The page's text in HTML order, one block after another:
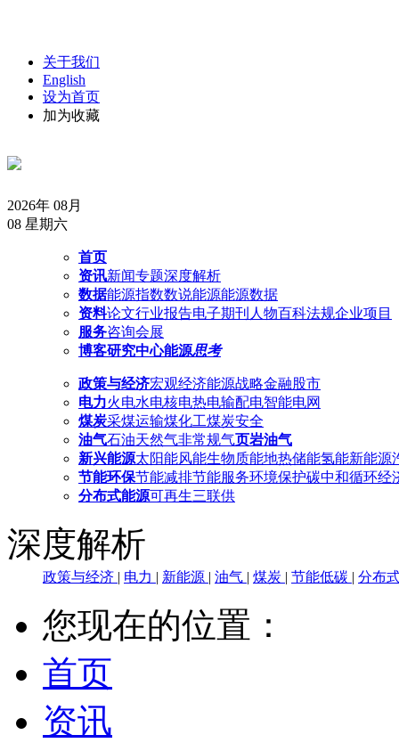
关于我们
English
设为首页
加为收藏
2026年 08月
08 星期六
首页
资讯新闻专题深度解析
数据能源指数数说能源能源数据
资料论文行业报告电子期刊 人物百科法规企业项目
服务咨询会展
博客研究中心能源思考
政策与经济宏观经济能源战略金融股市
电力火电水电核电热电输配电智能电网
煤炭采煤运输煤化工煤炭安全
油气石油天然气非常规气页岩油气
新兴能源太阳能风能生物质能地热储能氢能新能源
节能环保节能减排节能服务环境保护碳中和循环经
分布式能源可再生三联供
深度解析
政策与经济 | 电力 | 新能源 | 油气 | 煤炭 | 节能低碳 | 分布
您现在的位置：
首页
资讯